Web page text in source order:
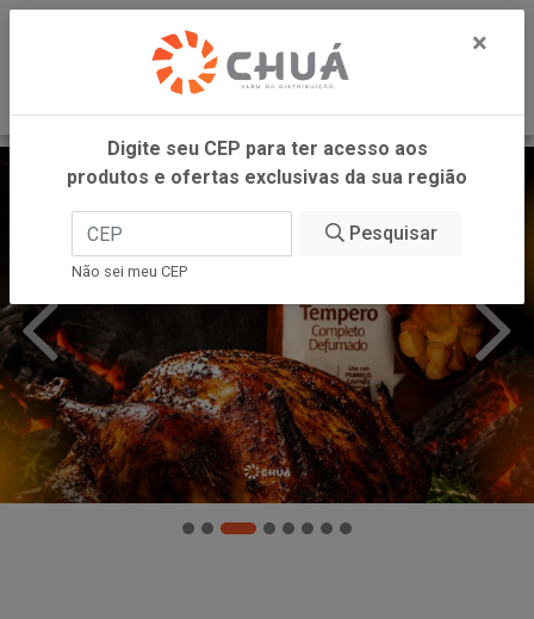
×
Digite seu CEP para ter acesso aos
produtos e ofertas exclusivas da sua região
Pesquisar
Não sei meu CEP